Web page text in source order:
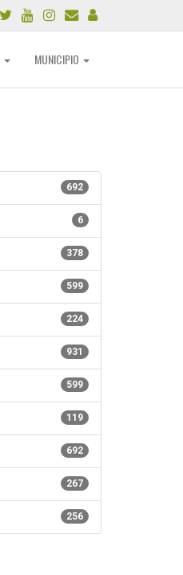
MUNICIPIO
692
6
378
599
224
931
599
119
692
267
256